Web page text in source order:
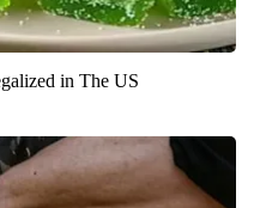
in The US